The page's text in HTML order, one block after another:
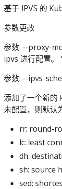
基于 IPVS 的
参数更改
参数: --proxy-
ipvs 进行配置。
参数: --ipvs-
添加了一个新的
未配置，则默认
rr: round-
lc: least
dh:
sh: source
sed: